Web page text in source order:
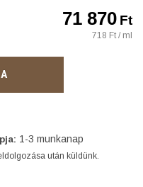
71 870Ft
718 Ft / ml
1-3 munkanap
után küldünk.